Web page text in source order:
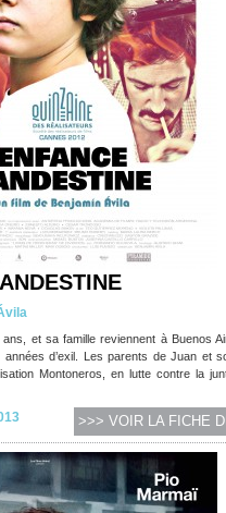
et sa famille reviennent à Buenos
d’exil. Les parents de Juan et
Montoneros, en lutte contre la
>>> VOIR LA FICHE